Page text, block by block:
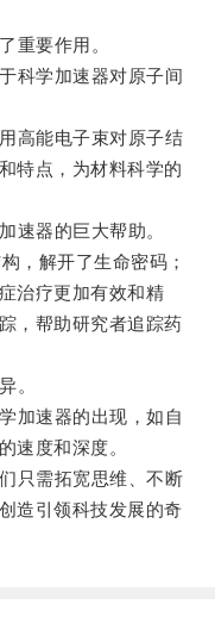
要作用。
学加速器对原子间
能电子束对原子结
特点，为材料科学的
器的巨大帮助。
解开了生命密码；
治疗更加有效和精
，帮助研究者追踪药
。
速器的出现，如自
速度和深度。
需拓宽思维、不断
造引领科技发展的奇